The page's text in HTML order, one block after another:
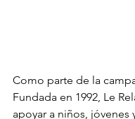
Como parte de la
Fundada en 1992, Le
apoyar a niños, jóvenes